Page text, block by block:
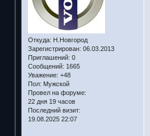
Откуда: Н.Новгород
Зарегистрирован: 06.03.2013
Приглашений: 0
Сообщений: 1665
Уважение: +48
Пол: Мужской
Провел на форуме:
22 дня 19 часов
Последний визит:
19.08.2025 22:07